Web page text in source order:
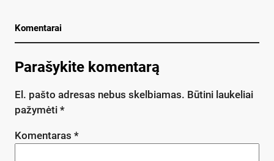
Komentarai
Parašykite komentarą
El. pašto adresas nebus skelbiamas. Būtini laukeliai
pažymėti *
Komentaras *